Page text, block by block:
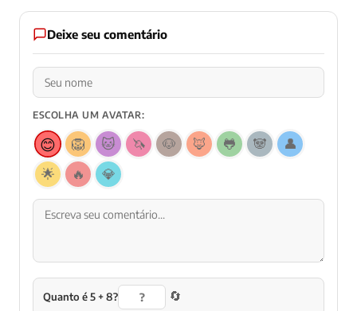
Deixe seu comentário
ESCOLHA UM AVATAR:
😊 🦁 🐱 🦄 🐶 🦊 🐸 🐼
👤
🌟
🔥 💎
Quanto é 5 + 8? 🔄